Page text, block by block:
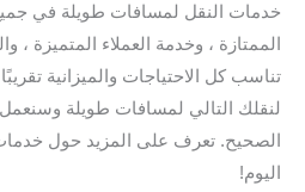
خدمات النقل لمسافات طويلة في جميع
الممتازة ، وخدمة العملاء المتميزة ،
تناسب كل الاحتياجات والميزانية
لنقلك التالي لمسافات طويلة
الصحيح. تعرف على المزيد حول خدمات
اليوم!